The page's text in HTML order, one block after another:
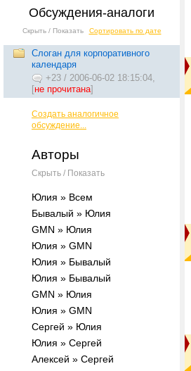
Обсуждения-аналоги
Скрыть / Показать Сортировать по дате
Слоган для корпоративного
календаря
+23 / 2006-06-02 18:15:04,
[не прочитана]
Создать аналогичное
обсуждение...
Авторы
Скрыть / Показать
Юлия » Всем
Бывалый » Юлия
GMN » Юлия
Юлия » GMN
Юлия » Бывалый
Юлия » Бывалый
GMN » Юлия
Юлия » GMN
Сергей » Юлия
Юлия » Сергей
Алексей » Сергей